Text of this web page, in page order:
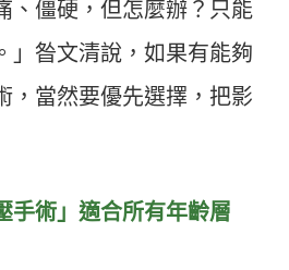
、僵硬，但怎麼辦？只能
」昝文清說，如果有能夠
，當然要優先選擇，把影
手術」適合所有年齡層